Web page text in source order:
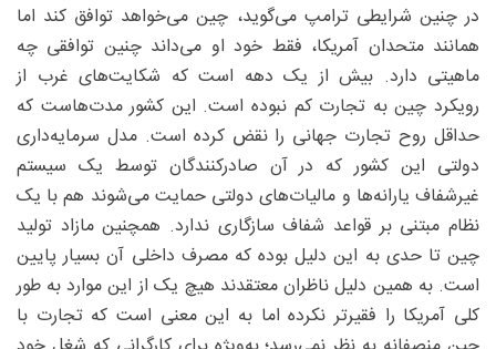
در چنین شرایطی ترامپ می‌گوید، چین می‌خواهد توافق کند اما
همانند متحدان آمریکا، فقط خود او می‌داند چنین توافقی چه
ماهیتی دارد. بیش از یک دهه است که شکایت‌های غرب از
رویکرد چین به تجارت کم نبوده است. این کشور مدت‌هاست که
حداقل روح تجارت جهانی را نقض کرده است. مدل سرمایه‌داری
دولتی این کشور که در آن صادرکنندگان توسط یک سیستم
غیرشفاف یارانه‌ها و مالیات‌های دولتی حمایت می‌شوند هم با یک
نظام مبتنی بر قواعد شفاف سازگاری ندارد. همچنین مازاد تولید
چین تا حدی به این دلیل بوده که مصرف داخلی آن بسیار پایین
است. به همین دلیل ناظران معتقدند هیچ یک از این موارد به طور
کلی آمریکا را فقیرتر نکرده اما به این معنی است که تجارت با